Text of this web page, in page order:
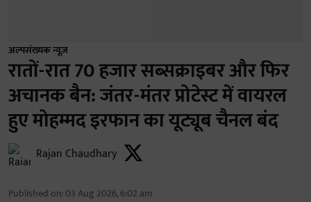
अल्पसंख्यक न्यूज़
रातों-रात 70 हजार सब्सक्राइबर और फिर
अचानक बैन: जंतर-मंतर प्रोटेस्ट में वायरल
हुए मोहम्मद इरफान का यूट्यूब चैनल बंद
Rajan Chaudhary
Published on: 03 Aug 2026, 6:02 am